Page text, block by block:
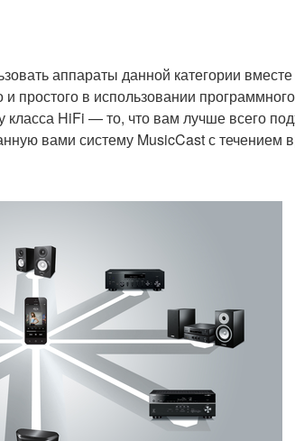
аппараты данной категории
простого в использовании
класса HiFi — то, что вам лучше всего
вами систему MusicCast с течением